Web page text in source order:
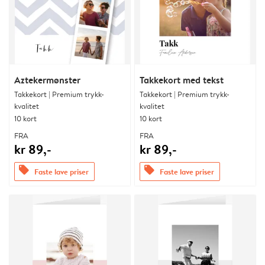
Aztekermønster
Takkekort | Premium trykk-
kvalitet
10 kort
FRA
kr 89,-
offers Faste lave priser
Takkekort med tekst
Takkekort | Premium trykk-
kvalitet
10 kort
FRA
kr 89,-
offers Faste lave priser